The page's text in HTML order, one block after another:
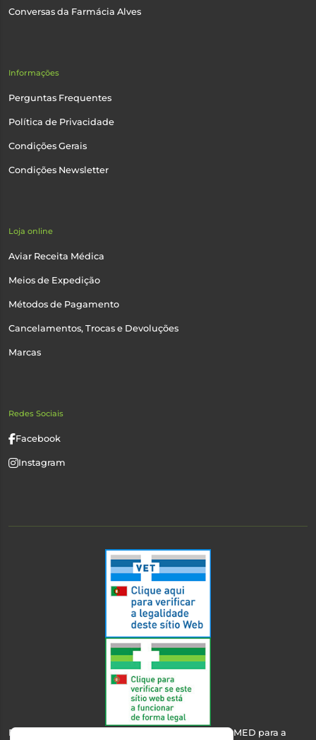
Conversas da Farmácia Alves
Informações
Perguntas Frequentes
Política de Privacidade
Condições Gerais
Condições Newsletter
Loja online
Aviar Receita Médica
Meios de Expedição
Métodos de Pagamento
Cancelamentos, Trocas e Devoluções
Marcas
Redes Sociais
Facebook
Instagram
Esta farmácia encontra-se autorizada pelo INFARMED para a